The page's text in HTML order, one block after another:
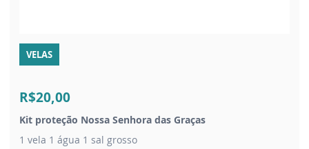
VELAS
R$20,00
Kit proteção Nossa Senhora das Graças
1 vela 1 água 1 sal grosso